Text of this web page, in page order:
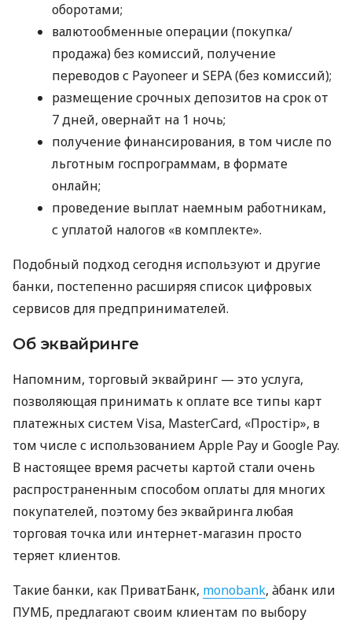
оборотами;
валютообменные операции (покупка/
продажа) без комиссий, получение
переводов с Payoneer и SEPA (без комиссий);
размещение срочных депозитов на срок от
7 дней, овернайт на 1 ночь;
получение финансирования, в том числе по
льготным госпрограммам, в формате
онлайн;
проведение выплат наемным работникам,
с уплатой налогов «в комплекте».
Подобный подход сегодня используют и другие
банки, постепенно расширяя список цифровых
сервисов для предпринимателей.
Об эквайринге
Напомним, торговый эквайринг — это услуга,
позволяющая принимать к оплате все типы карт
платежных систем Visa, MasterCard, «Простір», в
том числе с использованием Apple Pay и Google Pay.
В настоящее время расчеты картой стали очень
распространенным способом оплаты для многих
покупателей, поэтому без эквайринга любая
торговая точка или интернет-магазин просто
теряет клиентов.
Такие банки, как ПриватБанк, monobank, àбанк или
ПУМБ, предлагают своим клиентам по выбору